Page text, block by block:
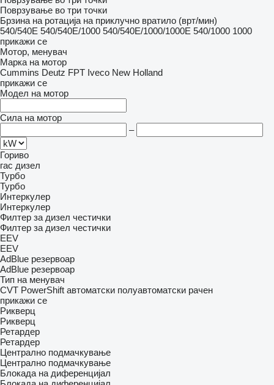
Поврзување во три точки
Брзина на ротација на приклучно вратило (врт/мин)
540/540E 540/540E/1000 540/540E/1000/1000E 540/1000 1000
прикажи се
Мотор, менувач
Марка на мотор
Cummins Deutz FPT Iveco New Holland
прикажи се
Модел на мотор
Сила на мотор
–
Гориво
гас дизел
Турбо
Турбо
Интеркулер
Интеркулер
Филтер за дизел честички
Филтер за дизел честички
EEV
EEV
AdBlue резервоар
AdBlue резервоар
Тип на менувач
CVT PowerShift автоматски полуавтоматски рачен
прикажи се
Рикверц
Рикверц
Ретардер
Ретардер
Централно подмачкување
Централно подмачкување
Блокада на диференцијал